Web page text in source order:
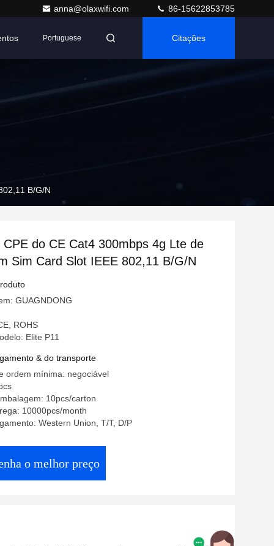
anna@olaxwifi.com 86-15622853785
Portuguese Citações
B/G/N
do CE Cat4 300mbps 4g Lte de
Sim Card Slot IEEE 802,11 B/G/N
GUAGNDONG
ROHS
Elite P11
& do transporte
ordem mínima: negociável
10pcs/carton
10000pcs/month
Western Union, T/T, D/P
o melhor preço